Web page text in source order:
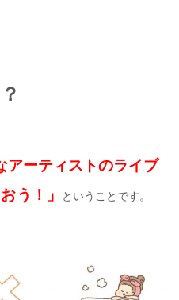
アーティストのライブ
う！」
ということです。